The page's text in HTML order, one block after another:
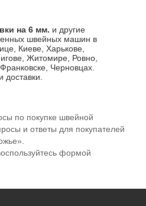
на 6 мм. и другие
швейных машин в
Киеве, Харькове,
Житомире, Ровно,
Черновцах.
доставки.
по покупке швейной
и ответы для покупателей
формой